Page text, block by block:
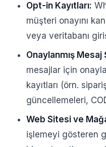
Opt-in Kayıtları:
müşteri onayını
veya veritabanı
Onaylanmış Mesaj
mesajlar için
kayıtları (örn.
güncellemeleri,
Web Sitesi ve
işlemeyi gösteren